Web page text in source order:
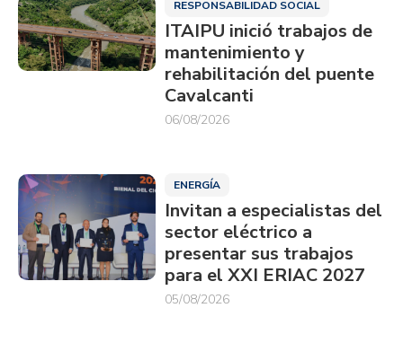
RESPONSABILIDAD SOCIAL
ITAIPU inició trabajos de
mantenimiento y
rehabilitación del puente
Cavalcanti
06/08/2026
ENERGÍA
Invitan a especialistas del
sector eléctrico a
presentar sus trabajos
para el XXI ERIAC 2027
05/08/2026